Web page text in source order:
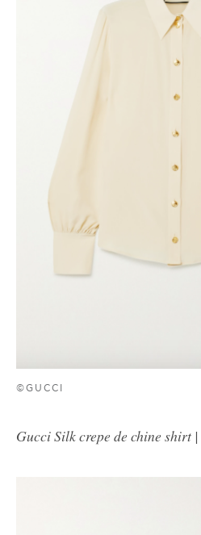
©GUCCI
Gucci Silk crepe de chine shirt |